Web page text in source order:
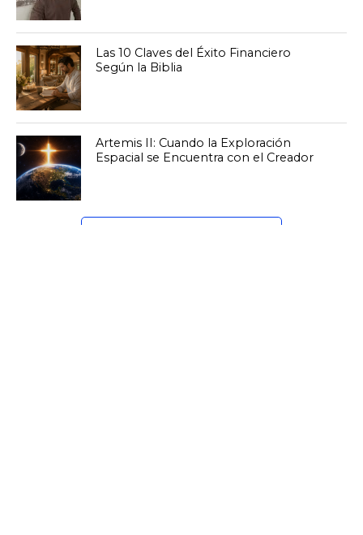
Las 10 Claves del Éxito Financiero
Según la Biblia
Artemis II: Cuando la Exploración
Espacial se Encuentra con el Creador